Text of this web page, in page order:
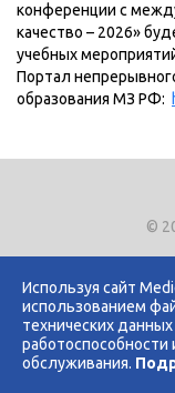
Используя сайт
использованием
технических
работоспособности
обслуживания.
конференции с
качество – 2026»
учебных
Портал
образования МЗ РФ:
©